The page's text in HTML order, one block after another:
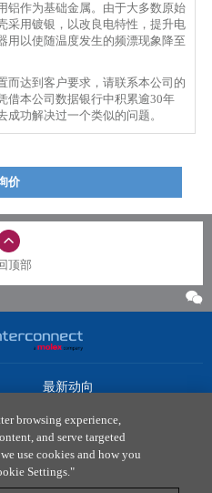
铝作为基础金属。由于大多数原始
采用镀银，以改良电特性，提升电
用以使随温度发生的频漂现象降至
而达到客户要求，请联系本公司的
借本公司数据银行中积累逾30年
功解决过一个类似的问题。
价
顶部
最新动向
联系我们
browsing experience,
and serve targeted
use cookies and how you
Settings."